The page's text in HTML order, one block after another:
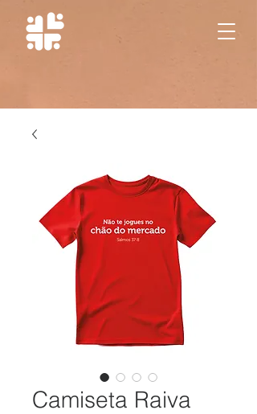
Camiseta Raiva